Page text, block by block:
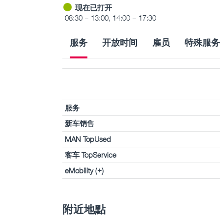
现在已打开
08:30 – 13:00, 14:00 – 17:30
服务 开放时间 雇员 特殊服务
服务
新车销售
MAN TopUsed
客车 TopService
eMobility (+)
附近地點